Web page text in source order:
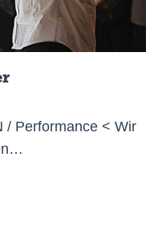
/ Performance < Wir